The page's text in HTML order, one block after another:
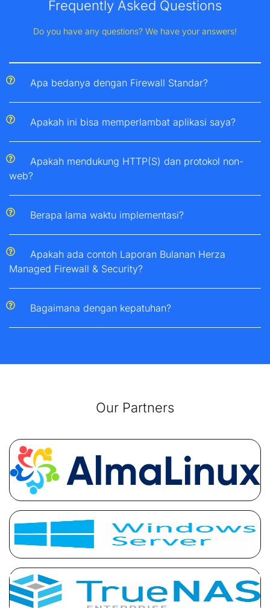
Frequently Asked Questions
Do you have any questions? We have your answers!
Apa bedanya dengan Firewall Standar?
Apakah ini bisa memperlambat aplikasi saya?
Apakah mendukung HTTP(S) dan protokol non-
web?
Berapa lama waktu implementasi?
Apakah ada contoh Laporan Bulanan Herza
Managed Firewall & Security?
Bagaimana dengan kepatuhan?
Our Partners